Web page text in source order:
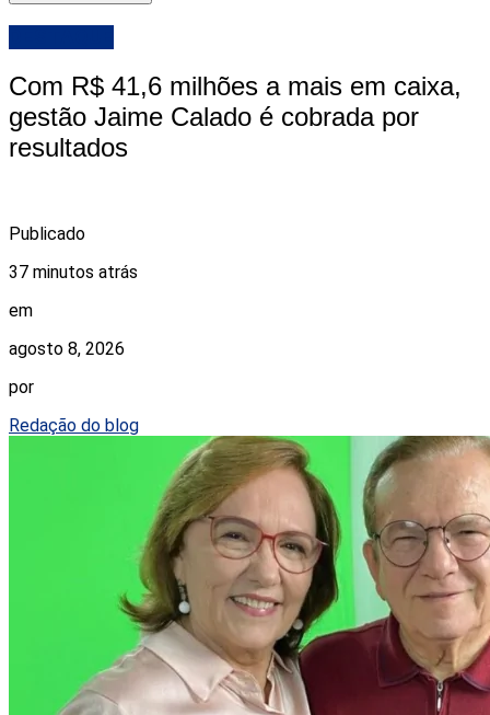
Com R$ 41,6 milhões a mais em caixa,
gestão Jaime Calado é cobrada por
resultados
Publicado
37 minutos atrás
em
agosto 8, 2026
por
Redação do blog